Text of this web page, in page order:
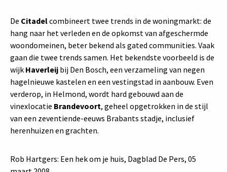
De Citadelcombineert twee trends in de woningmarkt: de
hang naar het verleden en de opkomst van afgeschermde
woondomeinen, beter bekend als gated communities. Vaak
gaan die twee trends samen. Het bekendste voorbeeld is de
wijk Haverleij bij Den Bosch, een verzameling van negen
hagelnieuwe kastelen en een vestingstad in aanbouw. Even
verderop, in Helmond, wordt hard gebouwd aan de
vinexlocatie Brandevoort, geheel opgetrokken in de stijl
van een zeventiende-eeuws Brabants stadje, inclusief
herenhuizen en grachten.
Rob Hartgers: Een hek om je huis, Dagblad De Pers, 05